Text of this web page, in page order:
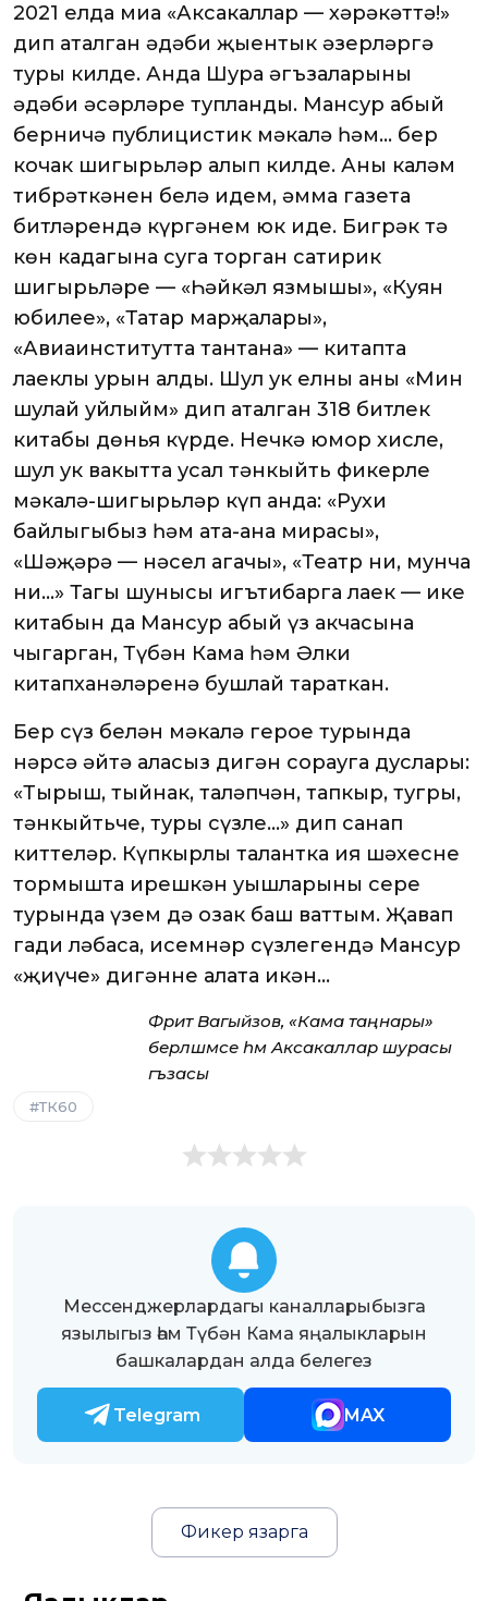
2021 елда миңа «Аксакаллар — хәрәкәттә!»
дип аталган әдәби җыентык әзерләргә
туры килде. Анда Шура әгъзаларының
әдәби әсәрләре тупланды. Мансур абый
берничә публицистик мәкалә һәм… бер
кочак шигырьләр алып килде. Аның каләм
тибрәткәнен белә идем, әмма газета
битләрендә күргәнем юк иде. Бигрәк тә
көн кадагына суга торган сатирик
шигырьләре — «Һәйкәл язмышы», «Куян
юбилее», «Татар марҗалары»,
«Авиаинститутта тантана» — китапта
лаеклы урын алды. Шул ук елны аның «Мин
шулай уйлыйм» дип аталган 318 битлек
китабы дөнья күрде. Нечкә юмор хисле,
шул ук вакытта усал тәнкыйть фикерле
мәкалә-шигырьләр күп анда: «Рухи
байлыгыбыз һәм ата-ана мирасы»,
«Шәҗәрә — нәсел агачы», «Театр ни, мунча
ни…» Тагы шунысы игътибарга лаек — ике
китабын да Мансур абый үз акчасына
чыгарган, Түбән Кама һәм Әлки
китапханәләренә бушлай тараткан.
Бер сүз белән мәкалә герое турында
нәрсә әйтә аласыз дигән сорауга дуслары:
«Тырыш, тыйнак, таләпчән, тапкыр, тугры,
тәнкыйтьче, туры сүзле…» дип санап
киттеләр. Күпкырлы талантка ия шәхеснең
тормышта ирешкән уңышларының сере
турында үзем дә озак баш ваттым. Җавап
гади ләбаса, исемнәр сүзлегендә Мансур
«җиңүче» дигәнне аңлата икән…
Фәрит Вагыйзов, «Кама таңнары»
берләшмәсе һәм Аксакаллар шурасы
әгъзасы
ТК60
Мессенджерлардагы каналларыбызга
язылыгыз һәм Түбән Кама яңалыкларын
башкалардан алда белегез
Telegram MAX
Фикер язарга